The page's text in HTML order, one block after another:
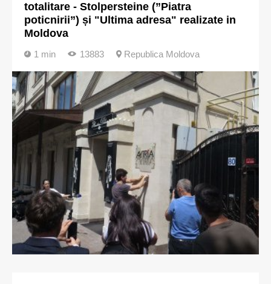
totalitare - Stolpersteine (”Piatra
poticnirii”) și "Ultima adresa" realizate in
Moldova
1 min 13883 Republica Moldova